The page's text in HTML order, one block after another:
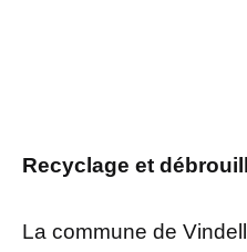
Recyclage et
La commune de